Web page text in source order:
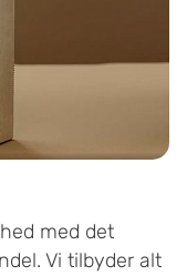
med det
Vi tilbyder alt